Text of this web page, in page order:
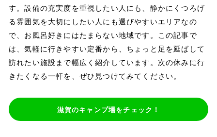
す。設備の充実度を重視したい人にも、静かにくつろげ
る雰囲気を大切にしたい人にも選びやすいエリアなの
で、お風呂好きにはたまらない地域です。この記事で
は、気軽に行きやすい定番から、ちょっと足を延ばして
訪れたい施設まで幅広く紹介しています。次の休みに行
きたくなる一軒を、ぜひ見つけてみてください。
滋賀のキャンプ場をチェック！